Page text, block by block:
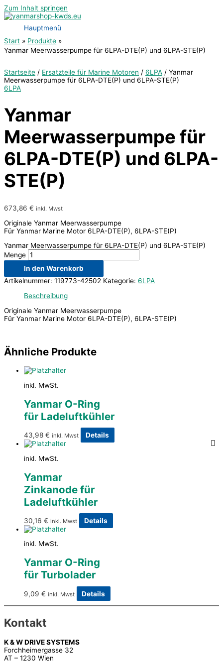
Zum Inhalt springen
Hauptmenü
Start
Produkte
Yanmar Meerwasserpumpe für 6LPA-DTE(P) und 6LPA-STE(P)
Startseite / Ersatzteile für Marine Motoren / 6LPA / Yanmar
Meerwasserpumpe für 6LPA-DTE(P) und 6LPA-STE(P)
6LPA
Yanmar
Meerwasserpumpe für
6LPA-DTE(P) und 6LPA-
STE(P)
673,86 € inkl. Mwst
Originale Yanmar Meerwasserpumpe
Für Yanmar Marine Motor 6LPA-DTE(P), 6LPA-STE(P)
Yanmar Meerwasserpumpe für 6LPA-DTE(P) und 6LPA-STE(P)
Menge
In den Warenkorb
Artikelnummer: 119773-42502 Kategorie: 6LPA
Beschreibung
Originale Yanmar Meerwasserpumpe
Für Yanmar Marine Motor 6LPA-DTE(P), 6LPA-STE(P)
Ähnliche Produkte
inkl. MwSt.
Yanmar O-Ring
für Ladeluftkühler
43,98 € inkl. Mwst Details
inkl. MwSt.
Yanmar
Zinkanode für
Ladeluftkühler
30,16 € inkl. Mwst Details
inkl. MwSt.
Yanmar O-Ring
für Turbolader
9,09 € inkl. Mwst Details
Kontakt
K & W DRIVE SYSTEMS
Forchheimergasse 32
AT – 1230 Wien